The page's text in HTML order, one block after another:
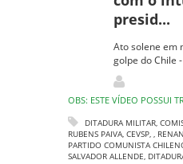
presid...
Ato solene em
golpe do Chile
OBS: ESTE VÍDEO POSSUI
DITADURA MILITAR,
RUBENS PAIVA, CEVSP, ,
PARTIDO COMUNISTA
SALVADOR ALLENDE,